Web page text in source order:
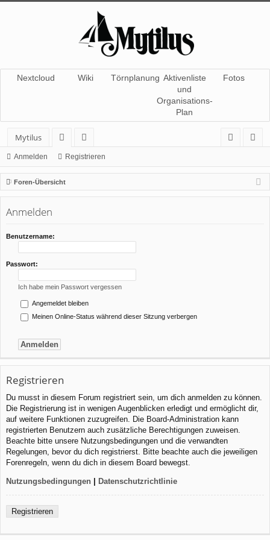
Nextcloud Wiki Törnplanung Aktivenliste
und
Organisations-
Plan
Fotos
Mytilus
or
en
itg
lie
de
m
el
ist
rie
Anmelden Registrieren
Foren-Übersicht
Anmelden
Benutzername:
Passwort:
Ich habe mein Passwort vergessen
Angemeldet bleiben
Meinen Online-Status während dieser Sitzung verbergen
Registrieren
Du musst in diesem Forum registriert sein, um dich anmelden zu können.
Die Registrierung ist in wenigen Augenblicken erledigt und ermöglicht dir,
auf weitere Funktionen zuzugreifen. Die Board-Administration kann
registrierten Benutzern auch zusätzliche Berechtigungen zuweisen.
Beachte bitte unsere Nutzungsbedingungen und die verwandten
Regelungen, bevor du dich registrierst. Bitte beachte auch die jeweiligen
Forenregeln, wenn du dich in diesem Board bewegst.
Nutzungsbedingungen | Datenschutzrichtlinie
Registrieren